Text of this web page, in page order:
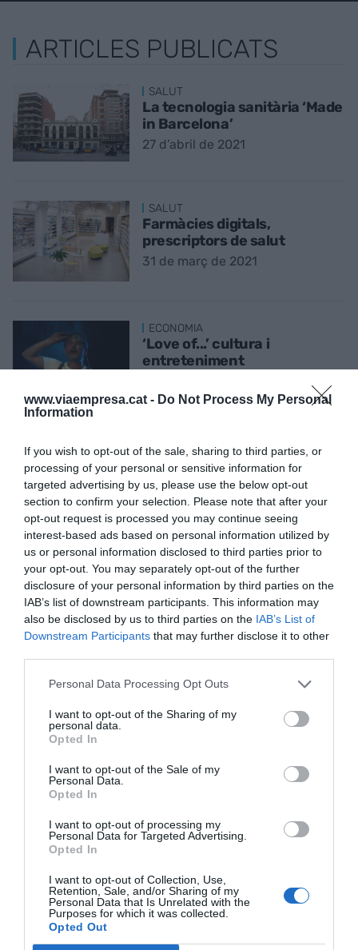
www.viaempresa.cat - Do Not Process My Personal
Information
If you wish to opt-out of the sale, sharing to third parties, or
processing of your personal or sensitive information for
targeted advertising by us, please use the below opt-out
section to confirm your selection. Please note that after your
opt-out request is processed you may continue seeing
interest-based ads based on personal information utilized by
us or personal information disclosed to third parties prior to
your opt-out. You may separately opt-out of the further
disclosure of your personal information by third parties on the
IAB’s list of downstream participants. This information may
also be disclosed by us to third parties on the IAB’s List of
Downstream Participants that may further disclose it to other
Personal Data Processing Opt Outs
I want to opt-out of the Sharing of my
personal data.
Opted In
I want to opt-out of the Sale of my
Personal Data.
Opted In
I want to opt-out of processing my
Personal Data for Targeted Advertising.
Opted In
I want to opt-out of Collection, Use,
Retention, Sale, and/or Sharing of my
Personal Data that Is Unrelated with the
Purposes for which it was collected.
Opted Out
ARTICLES PUBLICATS
SALUT
La tecnologia sanitària ‘Made
in Barcelona’
27 d’abril de 2021
SALUT
Farmàcies digitals,
prescriptors de salut
31 de març de 2021
ECONOMIA
‘Love of...’ cultura i
entreteniment
ECONOMIA
Vall Banc i el seu talismà per
créixer a Espanya
2 de març de 2021
EMPRESA FAMILIAR
Planeta busca segell
12 d’agost de 2020
CORONAVIRUS
Les ‘telecos’ catalanes, entre
25 de maig de 2020
Anterior 1 2 3 4 5 …